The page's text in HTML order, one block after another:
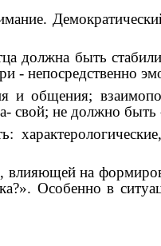
должна быть
- непосредственно
и общения;
свой; не должно
на
Особенно в